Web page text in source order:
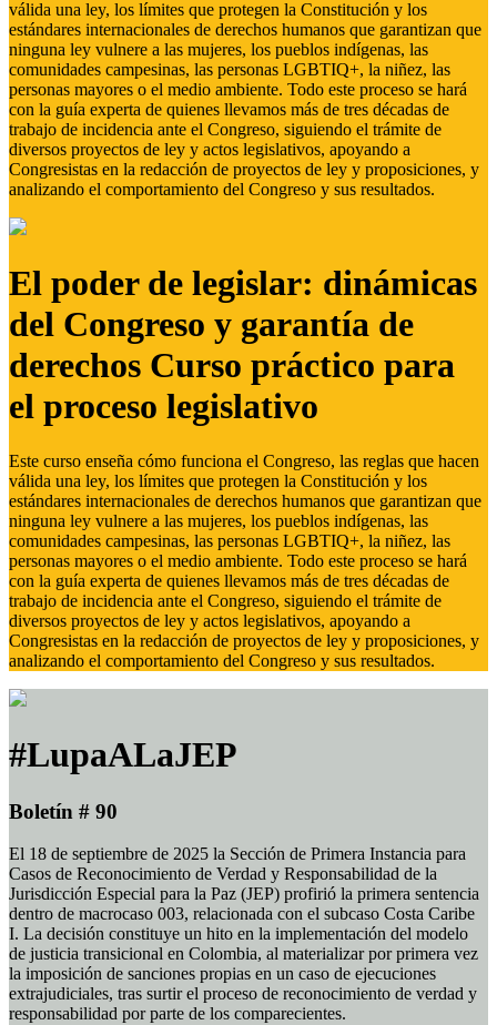
válida una ley, los límites que protegen la Constitución y los
estándares internacionales de derechos humanos que garantizan que
ninguna ley vulnere a las mujeres, los pueblos indígenas, las
comunidades campesinas, las personas LGBTIQ+, la niñez, las
personas mayores o el medio ambiente. Todo este proceso se hará
con la guía experta de quienes llevamos más de tres décadas de
trabajo de incidencia ante el Congreso, siguiendo el trámite de
diversos proyectos de ley y actos legislativos, apoyando a
Congresistas en la redacción de proyectos de ley y proposiciones, y
analizando el comportamiento del Congreso y sus resultados.
El poder de legislar: dinámicas
del Congreso y garantía de
derechos Curso práctico para
el proceso legislativo
Este curso enseña cómo funciona el Congreso, las reglas que hacen
válida una ley, los límites que protegen la Constitución y los
estándares internacionales de derechos humanos que garantizan que
ninguna ley vulnere a las mujeres, los pueblos indígenas, las
comunidades campesinas, las personas LGBTIQ+, la niñez, las
personas mayores o el medio ambiente. Todo este proceso se hará
con la guía experta de quienes llevamos más de tres décadas de
trabajo de incidencia ante el Congreso, siguiendo el trámite de
diversos proyectos de ley y actos legislativos, apoyando a
Congresistas en la redacción de proyectos de ley y proposiciones, y
analizando el comportamiento del Congreso y sus resultados.
#LupaALaJEP
Boletín # 90
El 18 de septiembre de 2025 la Sección de Primera Instancia para
Casos de Reconocimiento de Verdad y Responsabilidad de la
Jurisdicción Especial para la Paz (JEP) profirió la primera sentencia
dentro de macrocaso 003, relacionada con el subcaso Costa Caribe
I. La decisión constituye un hito en la implementación del modelo
de justicia transicional en Colombia, al materializar por primera vez
la imposición de sanciones propias en un caso de ejecuciones
extrajudiciales, tras surtir el proceso de reconocimiento de verdad y
responsabilidad por parte de los comparecientes.